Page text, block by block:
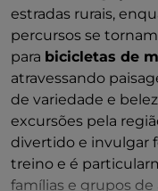
suas características
passeio de bicicleta
primavera
arrozais cria reflexos
as plântulas
intenso e
caminhadas sem
Vercelli daVia
estradas rurais,
percursos se
para bicicletas de
atravessando
de variedade e
excursões pela
divertido e invulgar
treino e é
famílias e grupos